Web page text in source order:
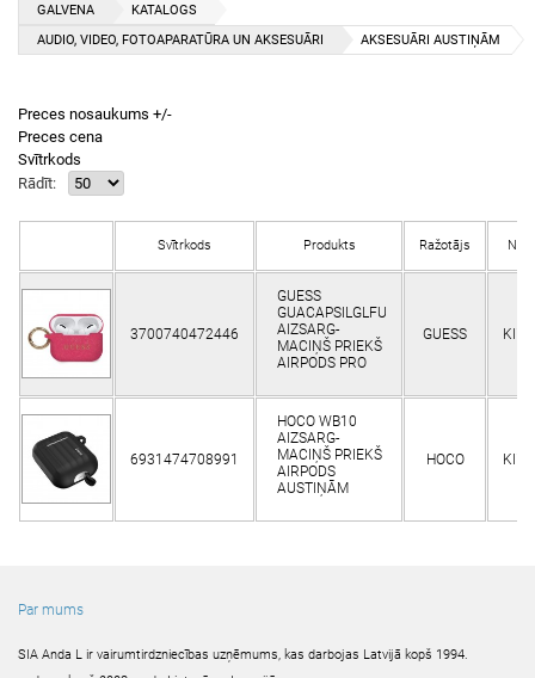
GALVENA
KATALOGS
AUDIO, VIDEO, FOTOAPARATŪRA UN AKSESUĀRI
AKSESUĀRI AUSTIŅĀM
Preces nosaukums +/-
Preces cena
Svītrkods
Rādīt:
Svītrkods Produkts Ražotājs
3700740472446
GUESS
GUACAPSILGLFU
AIZSARG-
MACIŅŠ PRIEKŠ
AIRPODS PRO
GUESS
6931474708991
HOCO WB10
AIZSARG-
MACIŅŠ PRIEKŠ
AIRPODS
AUSTIŅĀM
HOCO
Par mums
SIA Anda L ir vairumtirdzniecības uzņēmums, kas darbojas Latvijā kopš 1994.